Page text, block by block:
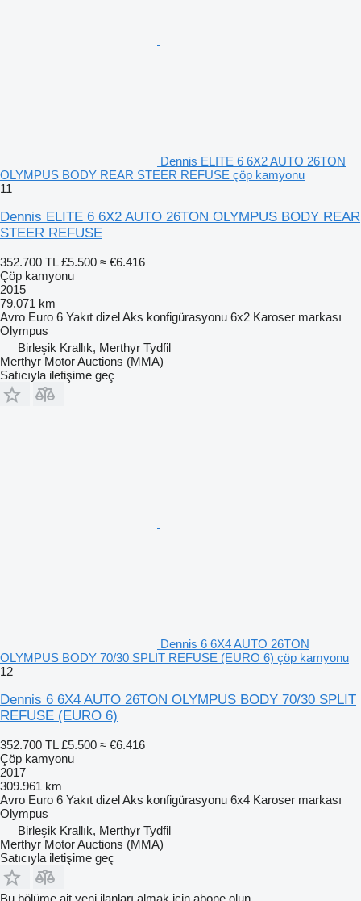
Dennis ELITE 6 6X2 AUTO 26TON
OLYMPUS BODY REAR STEER REFUSE çöp kamyonu
11
Dennis ELITE 6 6X2 AUTO 26TON OLYMPUS BODY REAR
STEER REFUSE
352.700 TL £5.500 ≈ €6.416
Çöp kamyonu
2015
79.071 km
Avro Euro 6 Yakıt dizelAks konfigürasyonu 6x2 Karoser markası
Olympus
Birleşik Krallık, Merthyr Tydfil
Merthyr Motor Auctions (MMA)
Satıcıyla iletişime geç
Dennis 6 6X4 AUTO 26TON
OLYMPUS BODY 70/30 SPLIT REFUSE (EURO 6) çöp kamyonu
12
Dennis 6 6X4 AUTO 26TON OLYMPUS BODY 70/30 SPLIT
REFUSE (EURO 6)
352.700 TL £5.500 ≈ €6.416
Çöp kamyonu
2017
309.961 km
Avro Euro 6 Yakıt dizelAks konfigürasyonu 6x4 Karoser markası
Olympus
Birleşik Krallık, Merthyr Tydfil
Merthyr Motor Auctions (MMA)
Satıcıyla iletişime geç
Bu bölüme ait yeni ilanları almak için abone olun